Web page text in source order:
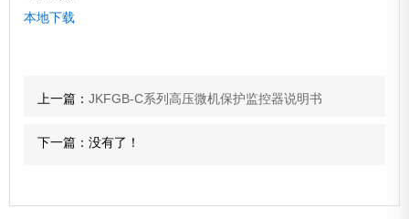
本地下载
上一篇：JKFGB-C系列高压微机保护监控器说明书
下一篇：没有了！